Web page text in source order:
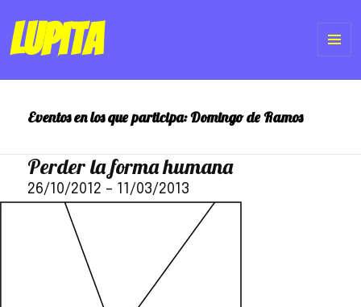
Lupita
Eventos en los que participa:Domingo de Ramos
Perder la forma humana
26/10/2012 – 11/03/2013